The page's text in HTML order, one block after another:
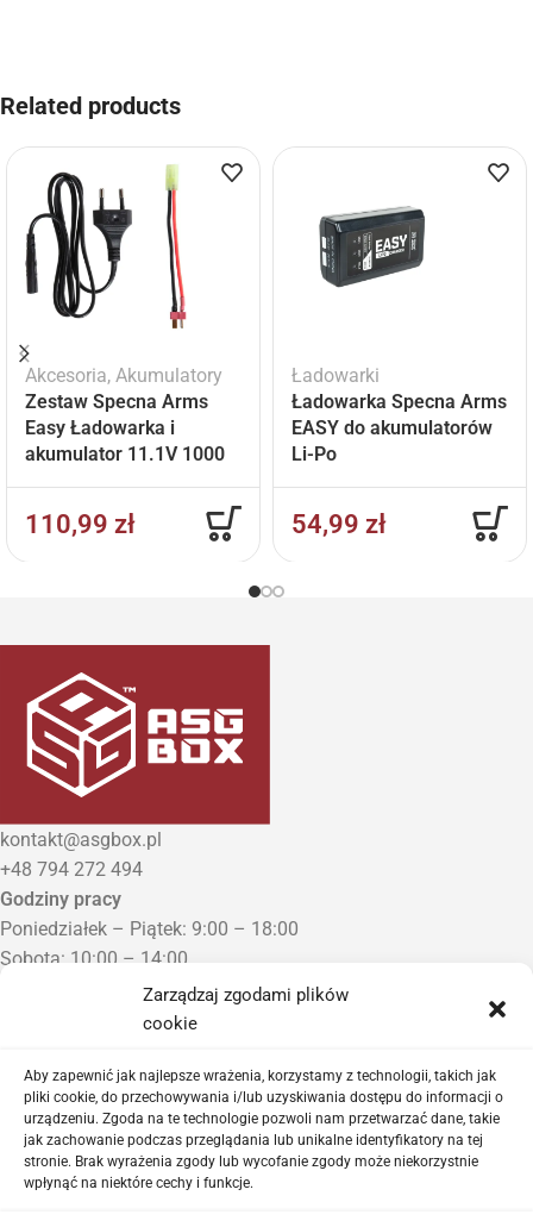
Zarządzaj zgodami plików
cookie
Aby zapewnić jak najlepsze wrażenia, korzystamy z technologii, takich jak
pliki cookie, do przechowywania i/lub uzyskiwania dostępu do informacji o
urządzeniu. Zgoda na te technologie pozwoli nam przetwarzać dane, takie
jak zachowanie podczas przeglądania lub unikalne identyfikatory na tej
stronie. Brak wyrażenia zgody lub wycofanie zgody może niekorzystnie
wpłynąć na niektóre cechy i funkcje.
Related products
Akcesoria, Akumulatory
Zestaw Specna Arms
Easy Ładowarka i
akumulator 11.1V 1000
110,99 zł
Ładowarki
Ładowarka Specna Arms
EASY do akumulatorów
Li-Po
54,99 zł
kontakt@asgbox.pl
+48 794 272 494
Godziny pracy
Poniedziałek – Piątek: 9:00 – 18:00
Sobota: 10:00 – 14:00
Niedziela: Zamknięte
Punkt Odbioru zamówień
Proszę o wcześniejszy kontakt telefoniczny
Sklep airsoftowy i serwis replik ASG